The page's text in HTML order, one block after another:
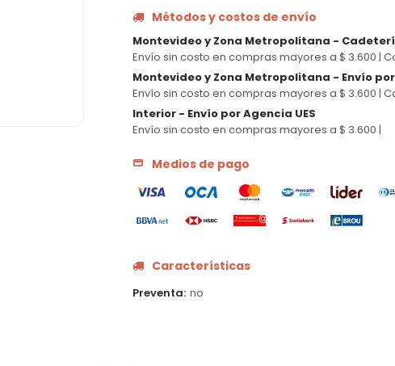
Métodos y costos de envío
Montevideo y Zona Metropolitana -
Envío sin costo en compras mayores a $ 3.600 |
Montevideo y Zona Metropolitana - Envío por
Envío sin costo en compras mayores a $ 3.600 |
Interior - Envío por Agencia UES
Envío sin costo en compras mayores a $ 3.600 |
Medios de pago
Características
Preventa no